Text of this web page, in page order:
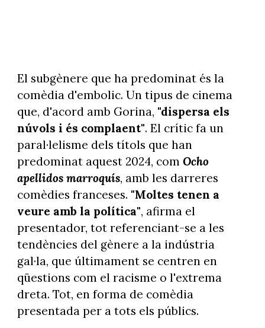
El subgènere que ha predominat és la
comèdia d'embolic. Un tipus de cinema
que, d'acord amb Gorina, "dispersa els
núvols i és complaent". El crític fa un
paral·lelisme dels títols que han
predominat aquest 2024, com Ocho
apellidos marroquís, amb les darreres
comèdies franceses. "Moltes tenen a
veure amb la política", afirma el
presentador, tot referenciant-se a les
tendències del gènere a la indústria
gal·la, que últimament se centren en
qüestions com el racisme o l'extrema
dreta. Tot, en forma de comèdia
presentada per a tots els públics.